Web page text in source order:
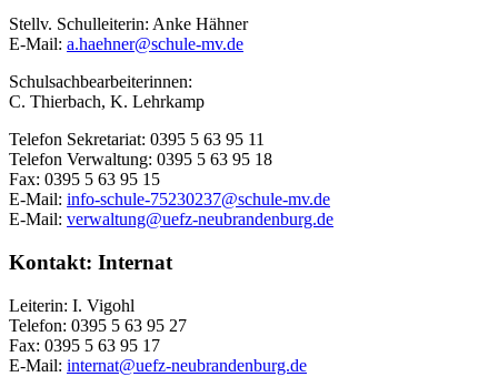
Stellv. Schulleiterin: Anke Hähner
E-Mail: a.haehner@schule-mv.de
Schulsachbearbeiterinnen:
C. Thierbach, K. Lehrkamp
Telefon Sekretariat: 0395 5 63 95 11
Telefon Verwaltung: 0395 5 63 95 18
Fax: 0395 5 63 95 15
E-Mail: info-schule-75230237@schule-mv.de
E-Mail: verwaltung@uefz-neubrandenburg.de
Kontakt: Internat
Leiterin: I. Vigohl
Telefon: 0395 5 63 95 27
Fax: 0395 5 63 95 17
E-Mail: internat@uefz-neubrandenburg.de